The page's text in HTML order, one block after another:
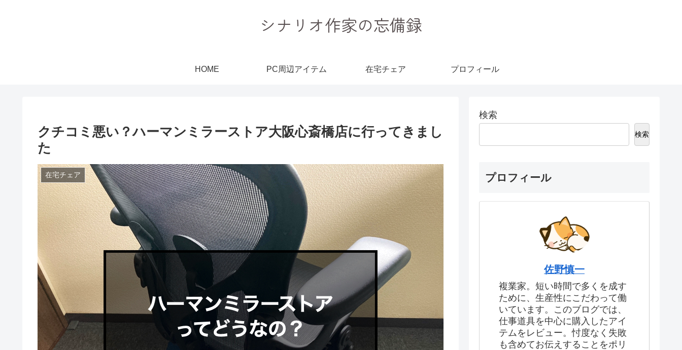
シナリオ作家の忘備録
HOME PC周辺アイテム 在宅チェア プロフィール
クチコミ悪い？ハーマンミラーストア大阪心斎橋店に行ってきまし
た
在宅チェア
検索
検索
プロフィール
佐野慎一
複業家。短い時間で多くを成す
ために、生産性にこだわって働
いています。このブログでは、
仕事道具を中心に購入したアイ
テムをレビュー。忖度なく失敗
も含めてお伝えすることをポリ